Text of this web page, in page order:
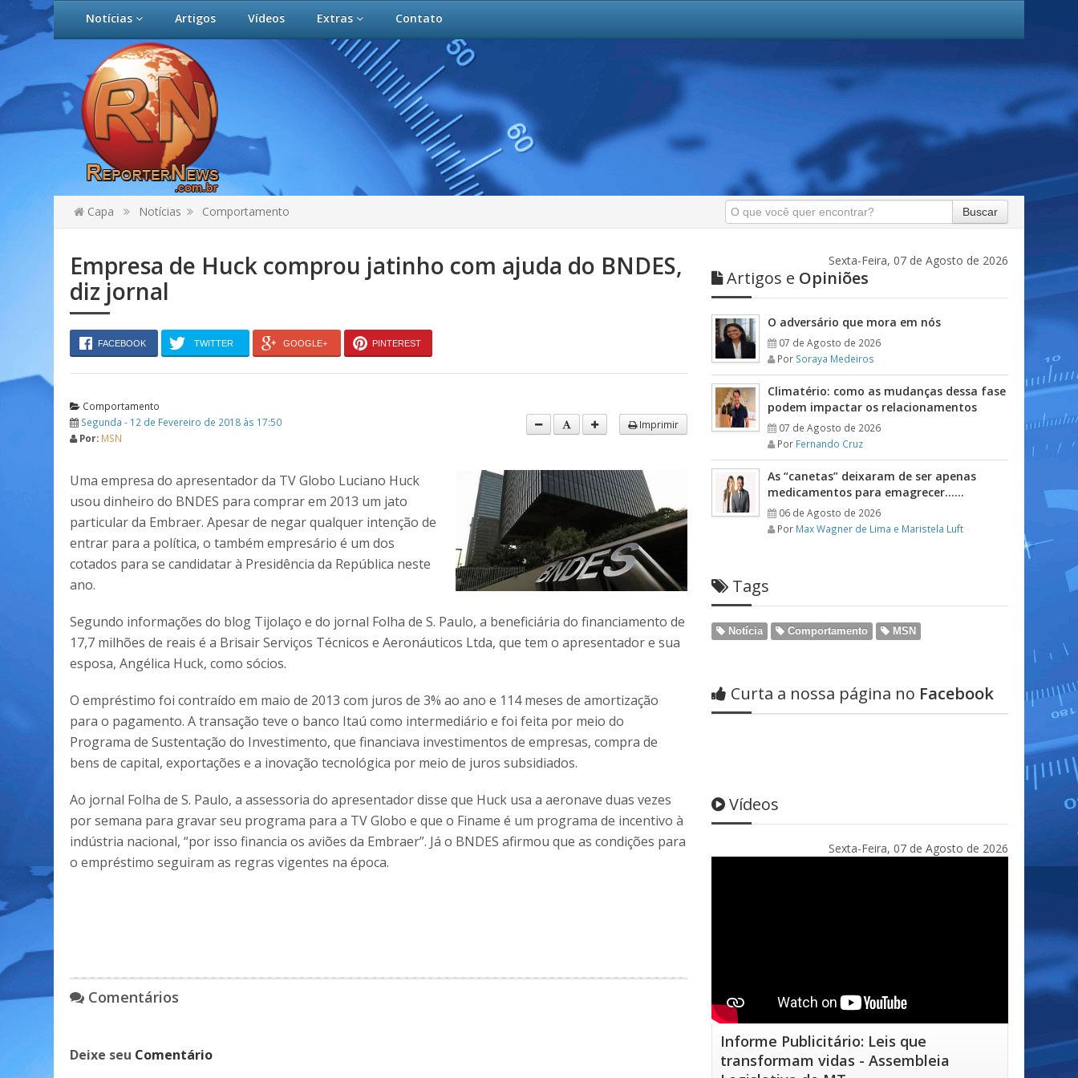
Notícias Artigos Vídeos Extras Contato
Capa Notícias Comportamento Buscar
Empresa de Huck comprou jatinho com ajuda do BNDES,
diz jornal
FACEBOOK TWITTER GOOGLE+ PINTEREST
Comportamento
Segunda - 12 de Fevereiro de 2018 às 17:50
Por: MSN
Imprimir
Uma empresa do apresentador da TV Globo Luciano Huck
usou dinheiro do BNDES para comprar em 2013 um jato
particular da Embraer. Apesar de negar qualquer intenção de
entrar para a política, o também empresário é um dos
cotados para se candidatar à Presidência da República neste
ano.
Segundo informações do blog Tijolaço e do jornal Folha de S. Paulo, a beneficiária do financiamento de
17,7 milhões de reais é a Brisair Serviços Técnicos e Aeronáuticos Ltda, que tem o apresentador e sua
esposa, Angélica Huck, como sócios.
O empréstimo foi contraído em maio de 2013 com juros de 3% ao ano e 114 meses de amortização
para o pagamento. A transação teve o banco Itaú como intermediário e foi feita por meio do
Programa de Sustentação do Investimento, que financiava investimentos de empresas, compra de
bens de capital, exportações e a inovação tecnológica por meio de juros subsidiados.
Ao jornal Folha de S. Paulo, a assessoria do apresentador disse que Huck usa a aeronave duas vezes
por semana para gravar seu programa para a TV Globo e que o Finame é um programa de incentivo à
indústria nacional, “por isso financia os aviões da Embraer”. Já o BNDES afirmou que as condições para
o empréstimo seguiram as regras vigentes na época.
Comentários
Deixe seu Comentário
Sexta-Feira, 07 de Agosto de 2026
Artigos e Opiniões
O adversário que mora em nós
07 de Agosto de 2026
Por Soraya Medeiros
Climatério: como as mudanças dessa fase
podem impactar os relacionamentos
07 de Agosto de 2026
Por Fernando Cruz
As “canetas” deixaram de ser apenas
medicamentos para emagrecer……
06 de Agosto de 2026
Por Max Wagner de Lima e Maristela Luft
Tags
Notícia Comportamento MSN
Curta a nossa página no Facebook
Vídeos
Sexta-Feira, 07 de Agosto de 2026
Informe Publicitário: Leis que
transformam vidas - Assembleia